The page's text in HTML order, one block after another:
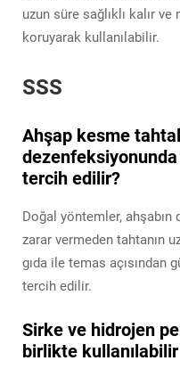
uzun süre sağlıklı kalır
koruyarak kullanılabilir.
SSS
Ahşap kesme
tercih edilir?
Doğal yöntemler,
zarar vermeden tahtanın
gıda ile temas açısından
tercih edilir.
Sirke ve hidrojen
birlikte